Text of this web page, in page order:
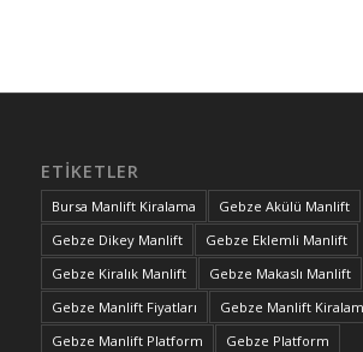
ETIKETLER
Bursa Manlift Kiralama
Gebze Akülü Manlift
Gebze Dikey Manlift
Gebze Eklemli Manlift
Gebze Kiralık Manlift
Gebze Makaslı Manlift
Gebze Manlift Fiyatları
Gebze Manlift
Gebze Manlift Platform
Gebze Platform